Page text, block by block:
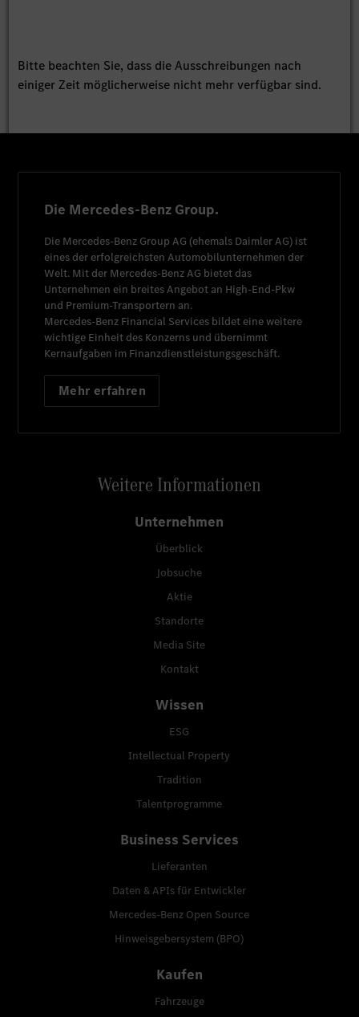
Bitte beachten Sie, dass die Ausschreibungen nach
einiger Zeit möglicherweise nicht mehr verfügbar sind.
Die Mercedes-Benz Group.
Die Mercedes-Benz Group AG (ehemals Daimler AG) ist
eines der erfolgreichsten Automobilunternehmen der
Welt. Mit der Mercedes-Benz AG bietet das
Unternehmen ein breites Angebot an High-End-Pkw
und Premium-Transportern an.
Mercedes-Benz Financial Services bildet eine weitere
wichtige Einheit des Konzerns und übernimmt
Kernaufgaben im Finanzdienstleistungsgeschäft.
Mehr erfahren
Weitere Informationen
Unternehmen
Überblick
Jobsuche
Aktie
Standorte
Media Site
Kontakt
Wissen
ESG
Intellectual Property
Tradition
Talentprogramme
Business Services
Lieferanten
Daten & APIs für Entwickler
Mercedes-Benz Open Source
Hinweisgebersystem (BPO)
Kaufen
Fahrzeuge